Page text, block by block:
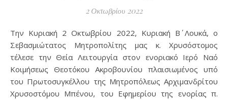
2 Οκτωβρίου 2022
Την Κυριακή 2 Οκτωβρίου 2022, Κυριακή Β΄ Λουκά, ο
Σεβασμιώτατος Μητροπολίτης μας κ. Χρυσόστομος
τέλεσε την Θεία Λειτουργία στον ενοριακό Ιερό Ναό
Κοιμήσεως Θεοτόκου Ακροβουνίου πλαισιωμένος υπό
του Πρωτοσυγκέλλου της Μητροπόλεως Αρχιμανδρίτου
Χρυσοστόμου Μπένου, του Εφημερίου της ενορίας π.